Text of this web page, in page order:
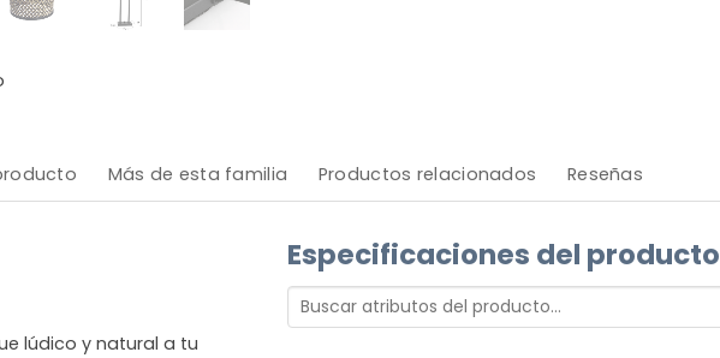
Más de esta familia Productos relacionados Reseñas
lúdico y natural a tu
Especificaciones del producto